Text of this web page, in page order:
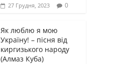
27 Грудня, 2023 0
Як люблю я мою
Україну! – пісня від
киргизького народу
(Алмаз Куба)